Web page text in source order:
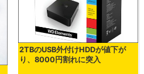
2TBのUSB外付けHDDが値下が
り、8000円割れに突入